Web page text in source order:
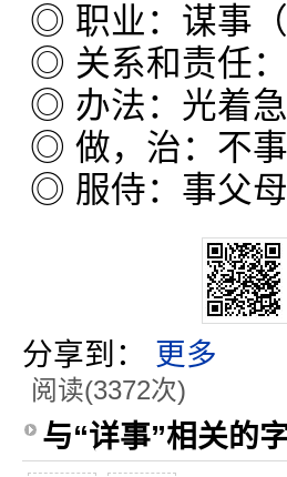
◎ 职业：谋事
◎ 关系和责任
◎ 办法：光着
◎ 做，治：不
◎ 服侍：事父母
分享到： 更多
阅读(3372次)
与“详事”相关的